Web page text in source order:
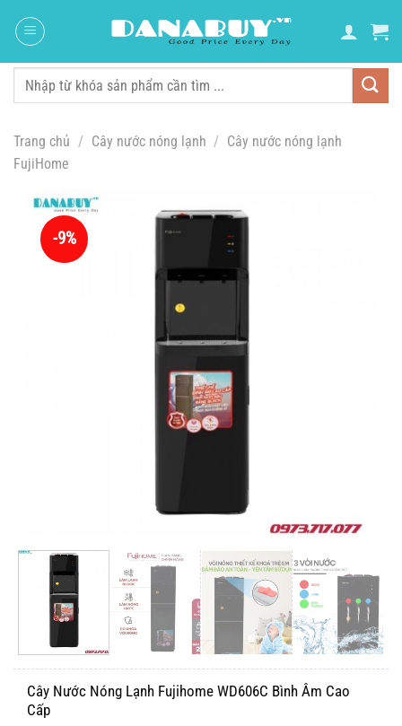
đến
dung
Tìm
Trang chủ / Cây nước nóng lạnh / Cây nước nóng lạnh
FujiHome
-9%
Cây Nước Nóng Lạnh Fujihome WD606C Bình Âm Cao
Cấp